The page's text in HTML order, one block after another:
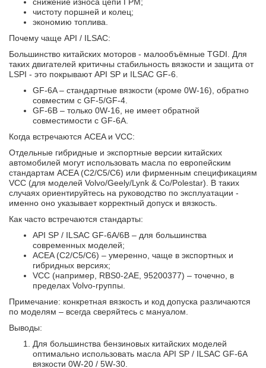
чистоту поршней и колец;
экономию топлива.
Почему чаще API / ILSAC:
Большинство китайских моторов - малообъёмные TGDI. Для
таких двигателей критичны стабильность вязкости и защита от
LSPI - это покрывают API SP и ILSAC GF-6.
GF-6A – стандартные вязкости (кроме 0W-16), обратно
совместим с GF-5/GF-4.
GF-6B – только 0W-16, не имеет обратной
совместимости с GF-6A.
Когда встречаются ACEA и VCC:
Отдельные гибридные и экспортные версии китайских
автомобилей могут использовать масла по европейским
стандартам ACEA (C2/C5/C6) или фирменным спецификациям
VCC (для моделей Volvo/Geely/Lynk & Co/Polestar). В таких
случаях ориентируйтесь на руководство по эксплуатации -
именно оно указывает корректный допуск и вязкость.
Как часто встречаются стандарты:
API SP / ILSAC GF-6A/6B – для большинства
современных моделей;
ACEA (C2/C5/C6) – умеренно, чаще в экспортных и
гибридных версиях;
VCC (например, RBS0-2AE, 95200377) – точечно, в
пределах Volvo-группы.
Примечание: конкретная вязкость и код допуска различаются
по моделям – всегда сверяйтесь с мануалом.
Выводы:
Для большинства бензиновых китайских моделей
оптимально использовать масла API SP / ILSAC GF-6A
вязкости 0W-20 / 5W-30.